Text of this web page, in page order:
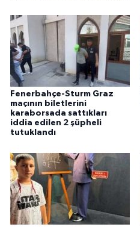
Fenerbahçe-Sturm Graz
maçının biletlerini
karaborsada sattıkları
iddia edilen 2 şüpheli
tutuklandı